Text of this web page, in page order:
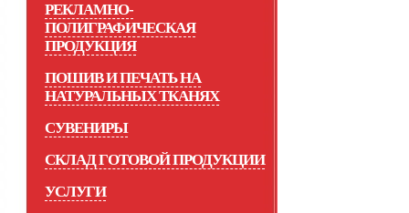
РЕКЛАМНО-
ПОЛИГРАФИЧЕСКАЯ
ПРОДУКЦИЯ
ПОШИВ И ПЕЧАТЬ НА
НАТУРАЛЬНЫХ ТКАНЯХ
СУВЕНИРЫ
СКЛАД ГОТОВОЙ ПРОДУКЦИИ
УСЛУГИ